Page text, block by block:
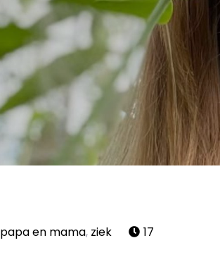
papa en mama, ziek
17